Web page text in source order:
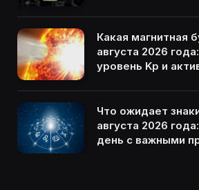
Какая магнитная
августа 2026
уровень Kp и
Что ожидает
августа 2026
день с важными